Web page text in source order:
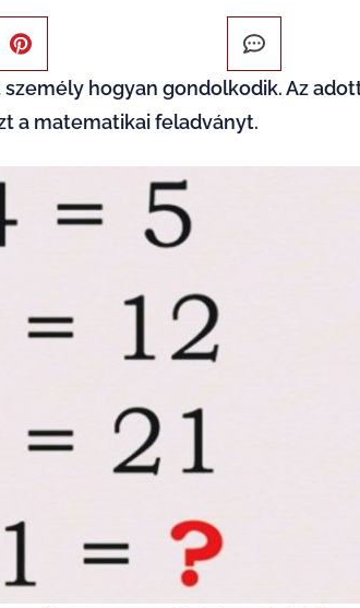
hogyan gondolkodik. Az
a matematikai feladványt.